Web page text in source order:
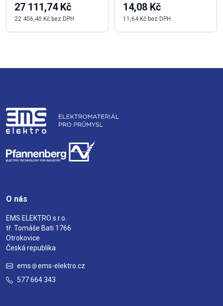
27 111,74 Kč
22 406,40 Kč bez DPH
14,08 Kč
11,64 Kč bez DPH
O nás
EMS ELEKTRO s.r.o.
tř. Tomáše Bati 1766
Otrokovice
Česká republika
ems
ems-elektro.cz
577 664 343